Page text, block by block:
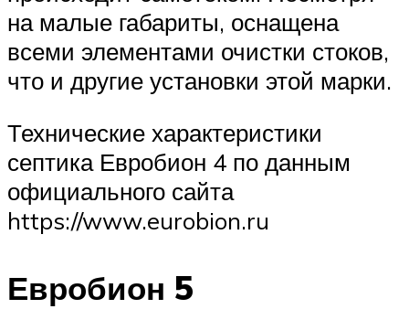
на малые габариты, оснащена
всеми элементами очистки стоков,
что и другие установки этой марки.
Технические характеристики
септика Евробион 4 по данным
официального сайта
https://www.eurobion.ru
Евробион 5